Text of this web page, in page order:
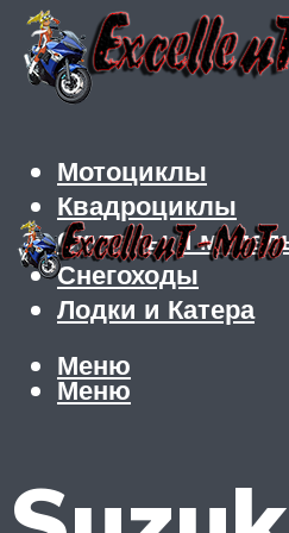
Мотоциклы
Квадроциклы
Скутеры и
Снегоходы
Лодки и Катера
Меню
Меню